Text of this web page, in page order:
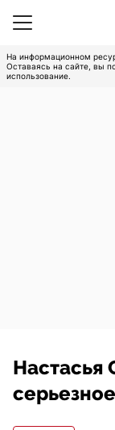
На информационном
Оставаясь на сайте, вы
использование.
Настасья